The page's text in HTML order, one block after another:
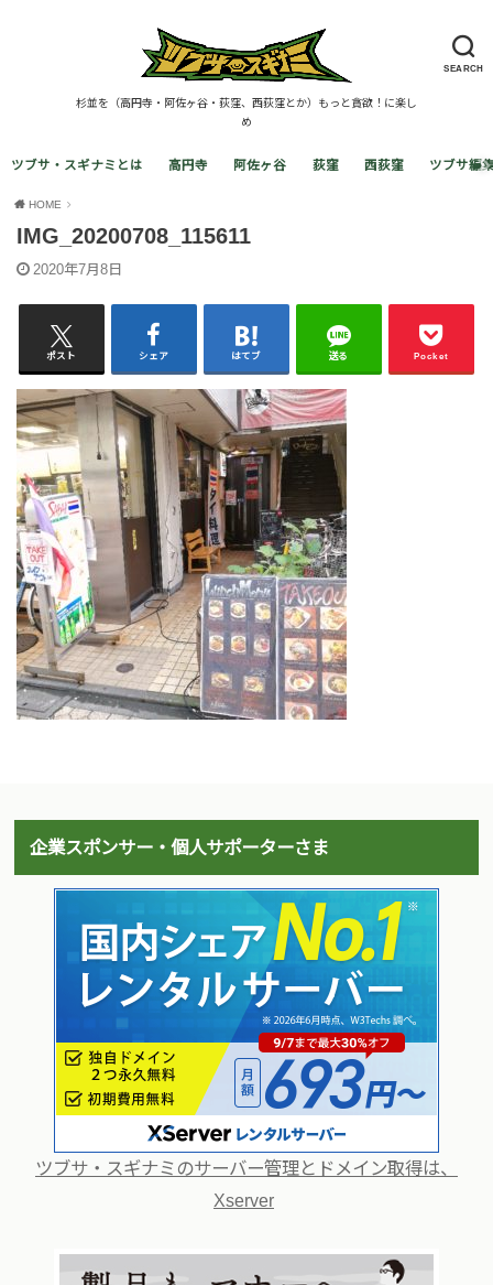
SEARCH
杉並を（高円寺・阿佐ヶ谷・荻窪、西荻窪とか）もっと貪欲！に楽し
め
ツブサ・スギナミとは 高円寺 阿佐ヶ谷 荻窪 西荻窪 ツブサ編
HOME
IMG_20200708_115611
2020年7月8日
ポスト シェア はてブ 送る Pocket
企業スポンサー・個人サポーターさま
ツブサ・スギナミのサーバー管理とドメイン取得は、
Xserver